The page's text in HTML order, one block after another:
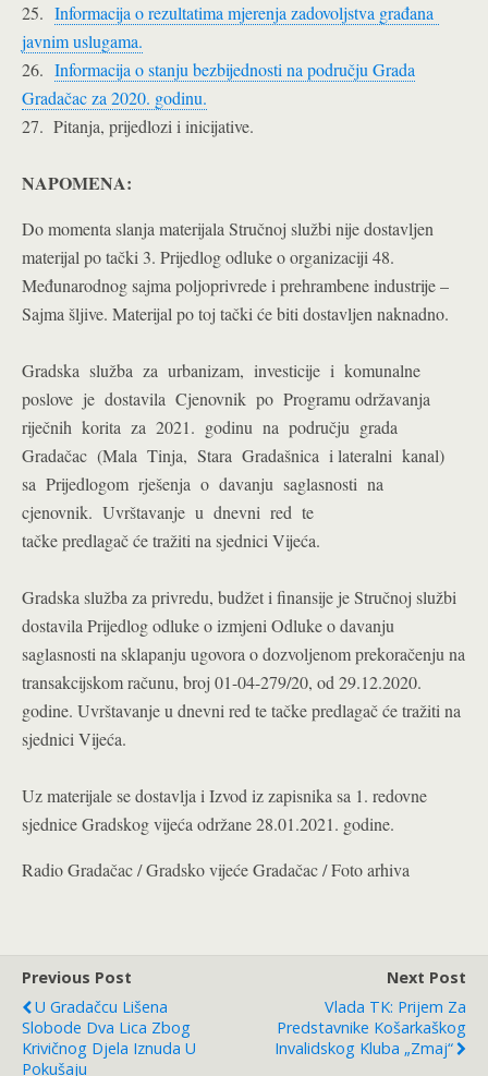
25. Informacija o rezultatima mjerenja zadovoljstva građana
javnim uslugama.
26. Informacija o stanju bezbijednosti na području Grada
Gradačac za 2020. godinu.
27. Pitanja, prijedlozi i inicijative.
NAPOMENA:
Do momenta slanja materijala Stručnoj službi nije dostavljen
materijal po tački 3. Prijedlog odluke o organizaciji 48.
Međunarodnog sajma poljoprivrede i prehrambene industrije –
Sajma šljive. Materijal po toj tački će biti dostavljen naknadno.
Gradska služba za urbanizam, investicije i komunalne
poslove je dostavila Cjenovnik po Programu održavanja
riječnih korita za 2021. godinu na području grada
Gradačac (Mala Tinja, Stara Gradašnica i lateralni kanal)
sa Prijedlogom rješenja o davanju saglasnosti na
cjenovnik. Uvrštavanje u dnevni red te
tačke predlagač će tražiti na sjednici Vijeća.
Gradska služba za privredu, budžet i finansije je Stručnoj službi
dostavila Prijedlog odluke o izmjeni Odluke o davanju
saglasnosti na sklapanju ugovora o dozvoljenom prekoračenju na
transakcijskom računu, broj 01-04-279/20, od 29.12.2020.
godine. Uvrštavanje u dnevni red te tačke predlagač će tražiti na
sjednici Vijeća.
Uz materijale se dostavlja i Izvod iz zapisnika sa 1. redovne
sjednice Gradskog vijeća održane 28.01.2021. godine.
Radio Gradačac / Gradsko vijeće Gradačac / Foto arhiva
Previous Post
U Gradačcu Lišena
Slobode Dva Lica Zbog
Krivičnog Djela Iznuda U
Pokušaju
Next Post
Vlada TK: Prijem Za
Predstavnike Košarkaškog
Invalidskog Kluba „Zmaj“